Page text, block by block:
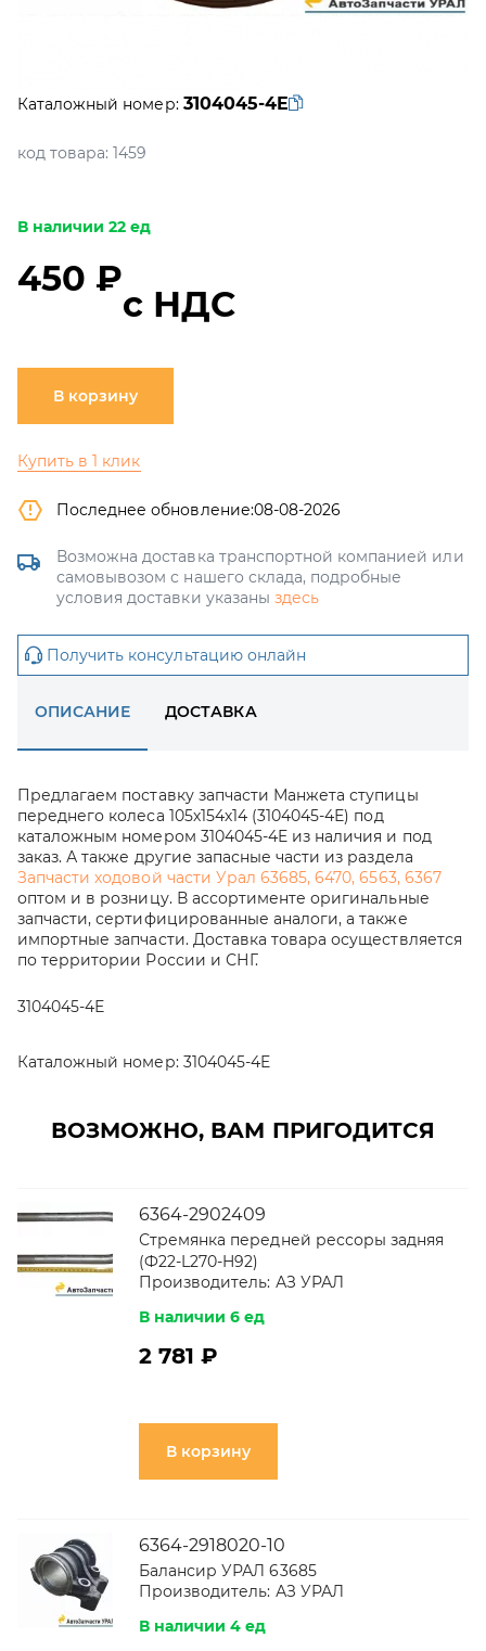
Каталожный номер: 3104045-4E
код товара: 1459
В наличии 22 ед
450 ₽
с НДС
В корзину
Купить в 1 клик
Последнее обновление:08-08-2026
Возможна доставка транспортной компанией или
самовывозом с нашего склада, подробные
условия доставки указаны здесь
Получить консультацию онлайн
ОПИСАНИЕ ДОСТАВКА
Предлагаем поставку запчасти Манжета ступицы
переднего колеса 105х154х14 (3104045-4Е) под
каталожным номером 3104045-4E из наличия и под
заказ. А также другие запасные части из раздела
Запчасти ходовой части Урал 63685, 6470, 6563, 6367
оптом и в розницу. В ассортименте оригинальные
запчасти, сертифицированные аналоги, а также
импортные запчасти. Доставка товара осуществляется
по территории России и СНГ.
3104045-4Е
Каталожный номер: 3104045-4E
ВОЗМОЖНО, ВАМ ПРИГОДИТСЯ
6364-2902409
Стремянка передней рессоры задняя
(Ф22-L270-H92)
Производитель: АЗ УРАЛ
В наличии 6 ед
2 781 ₽
В корзину
6364-2918020-10
Балансир УРАЛ 63685
Производитель: АЗ УРАЛ
В наличии 4 ед